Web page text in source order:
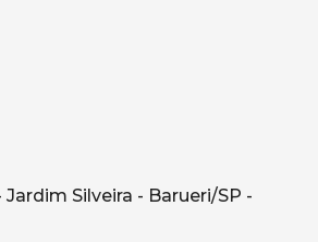
Silveira - Barueri/SP -